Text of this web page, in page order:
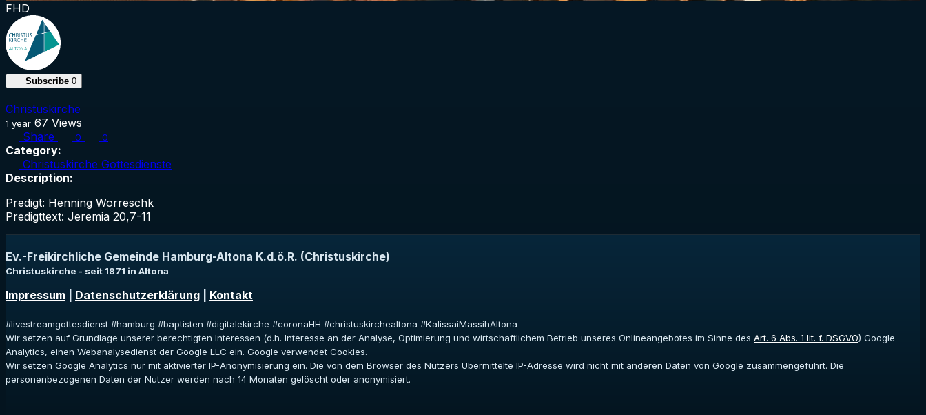
FHD
Subscribe 0
Christuskirche
1 year 67 Views
Share
0 0
Category:
Christuskirche Gottesdienste
Description:
Predigt: Henning Worreschk
Predigttext: Jeremia 20,7-11
Ev.-Freikirchliche Gemeinde Hamburg-Altona K.d.ö.R. (Christuskirche)
Christuskirche - seit 1871 in Altona
Impressum Datenschutzerklärung Kontakt
#livestreamgottesdienst #hamburg #baptisten #digitalekirche #coronaHH #christuskirchealtona #KalissaiMassihAltona
Wir setzen auf Grundlage unserer berechtigten Interessen (d.h. Interesse an der Analyse, Optimierung und wirtschaftlichem Betrieb unseres Onlineangebotes im Sinne des Art. 6 Abs. 1 lit. f. DSGVO) Google
Analytics, einen Webanalysedienst der Google LLC ein. Google verwendet Cookies.
Wir setzen Google Analytics nur mit aktivierter IP-Anonymisierung ein. Die von dem Browser des Nutzers Übermittelte IP-Adresse wird nicht mit anderen Daten von Google zusammengeführt. Die
personenbezogenen Daten der Nutzer werden nach 14 Monaten gelöscht oder anonymisiert.